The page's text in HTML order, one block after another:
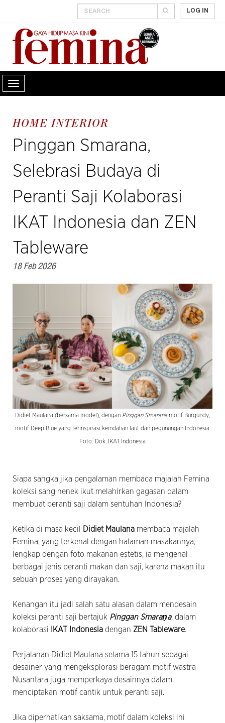
LOG IN
HOME INTERIOR
Pinggan Smarana,
Selebrasi Budaya di
Peranti Saji Kolaborasi
IKAT Indonesia dan ZEN
Tableware
18 Feb 2026
Didiet Maulana (bersama model), dengan Pinggan Smaranamotif Burgundy;
motif Deep Blue yang terinspirasi keindahan laut dan pegunungan Indonesia.
Foto: Dok. IKAT Indonesia
Siapa sangka jika pengalaman membaca majalah Femina
koleksi sang nenek ikut melahirkan gagasan dalam
membuat peranti saji dalam sentuhan Indonesia?
Ketika di masa kecil Didiet Maulana membaca majalah
Femina, yang terkenal dengan halaman masakannya,
lengkap dengan foto makanan estetis, ia mengenal
berbagai jenis peranti makan dan saji, karena makan itu
sebuah proses yang dirayakan.
Kenangan itu jadi salah satu alasan dalam mendesain
koleksi peranti saji bertajuk Pinggan Smaraṇa, dalam
kolaborasi
IKAT Indonesia dengan ZEN Tableware.
Perjalanan Didiet Maulana selama 15 tahun sebagai
desainer yang mengeksplorasi beragam motif wastra
Nusantara juga memperkaya desainnya dalam
menciptakan motif cantik untuk peranti saji.
Jika diperhatikan saksama, motif dalam koleksi ini